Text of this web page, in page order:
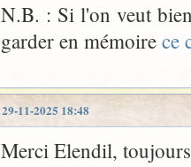
N.B. : Si l'on veut
garder en mémoire ce
29-11-2025 18:48
Merci Elendil,